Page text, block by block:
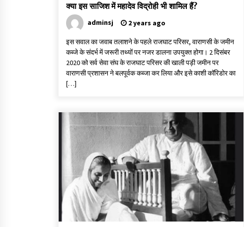
क्या इस साजिश में महादेव विद्रोही भी शामिल हैं?
adminsj 2 years ago
इस सवाल का जवाब तलाशने के पहले राजघाट परिसर, वाराणसी के जमीन
कब्जे के संदर्भ में जरूरी तथ्यों पर नजर डालना उपयुक्त होगा। 2 दिसंबर
2020 को सर्व सेवा संघ के राजघाट परिसर की खाली पड़ी जमीन पर
वाराणसी प्रशासन ने बलपूर्वक कब्जा कर लिया और इसे काशी कॉरिडोर का
[…]